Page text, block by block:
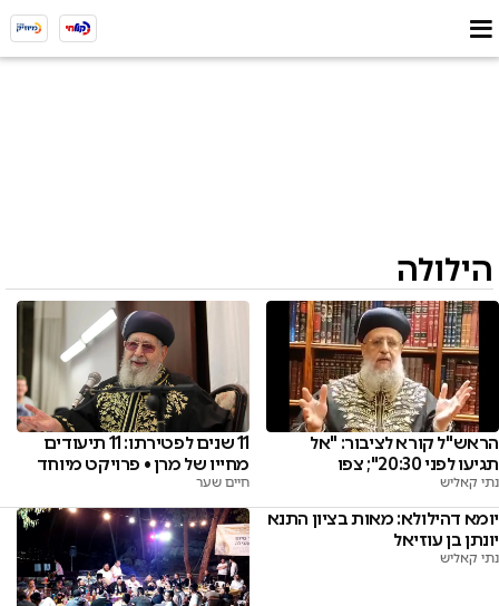
הילולה
הראש"ל קורא לציבור: "אל
תגיעו לפני 20:30"; צפו
נתי קאליש
11 שנים לפטירתו: 11 תיעודים
מחייו של מרן • פרויקט מיוחד
חיים שער
יומא דהילולא: מאות בציון התנא
יונתן בן עוזיאל
נתי קאליש